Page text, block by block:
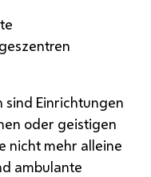
Einrichtungen
oder geistigen
nicht mehr alleine
ambulante